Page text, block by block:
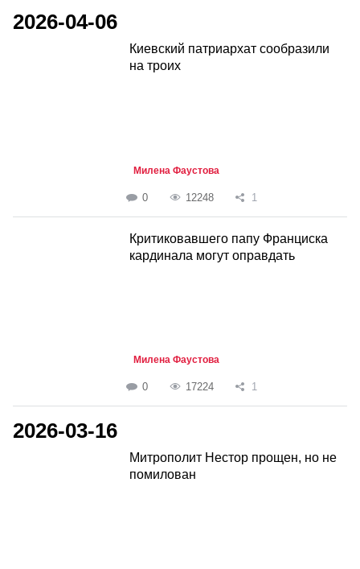
2026-04-06
Киевский патриархат сообразили
на троих
Милена Фаустова
0 12248 1
Критиковавшего папу Франциска
кардинала могут оправдать
Милена Фаустова
0 17224 1
2026-03-16
Митрополит Нестор прощен, но не
помилован